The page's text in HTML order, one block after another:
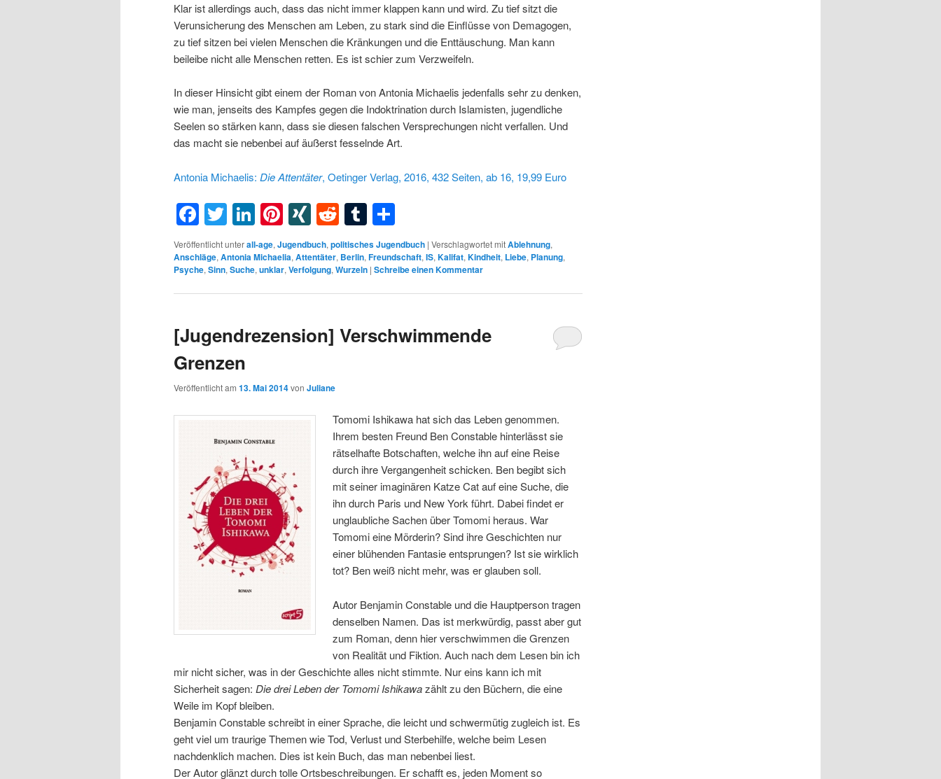
Klar ist allerdings auch, dass das nicht immer klappen kann und wird. Zu tief sitzt die
Verunsicherung des Menschen am Leben, zu stark sind die Einflüsse von Demagogen,
zu tief sitzen bei vielen Menschen die Kränkungen und die Enttäuschung. Man kann
beileibe nicht alle Menschen retten. Es ist schier zum Verzweifeln.
In dieser Hinsicht gibt einem der Roman von Antonia Michaelis jedenfalls sehr zu denken,
wie man, jenseits des Kampfes gegen die Indoktrination durch Islamisten, jugendliche
Seelen so stärken kann, dass sie diesen falschen Versprechungen nicht verfallen. Und
das macht sie nebenbei auf äußerst fesselnde Art.
Antonia Michaelis: Die Attentäter, Oetinger Verlag, 2016, 432 Seiten, ab 16, 19,99 Euro
Facebook
Twitter
LinkedIn
Pinterest
XINGRedditTumblr
Veröffentlicht unterall-age, Jugendbuch, politisches Jugendbuch | Verschlagwortet mitAblehnung,
Anschläge, Antonia Michaelia, Attentäter, Berlin, Freundschaft, IS, Kalifat, Kindheit, Liebe, Planung,
Psyche, Sinn, Suche, unklar, Verfolgung, Wurzeln | Schreibe einen Kommentar
[Jugendrezension] Verschwimmende
Grenzen
Veröffentlicht am 13. Mai 2014von Juliane
Tomomi Ishikawa hat sich das Leben genommen.
Ihrem besten Freund Ben Constable hinterlässt sie
rätselhafte Botschaften, welche ihn auf eine Reise
durch ihre Vergangenheit schicken. Ben begibt sich
mit seiner imaginären Katze Cat auf eine Suche, die
ihn durch Paris und New York führt. Dabei findet er
unglaubliche Sachen über Tomomi heraus. War
Tomomi eine Mörderin? Sind ihre Geschichten nur
einer blühenden Fantasie entsprungen? Ist sie wirklich
tot? Ben weiß nicht mehr, was er glauben soll.
Autor Benjamin Constable und die Hauptperson tragen
denselben Namen. Das ist merkwürdig, passt aber gut
zum Roman, denn hier verschwimmen die Grenzen
von Realität und Fiktion. Auch nach dem Lesen bin ich
mir nicht sicher, was in der Geschichte alles nicht stimmte. Nur eins kann ich mit
Sicherheit sagen: Die drei Leben der Tomomi Ishikawazählt zu den Büchern, die eine
Weile im Kopf bleiben.
Benjamin Constable schreibt in einer Sprache, die leicht und schwermütig zugleich ist. Es
geht viel um traurige Themen wie Tod, Verlust und Sterbehilfe, welche beim Lesen
nachdenklich machen. Dies ist kein Buch, das man nebenbei liest.
Der Autor glänzt durch tolle Ortsbeschreibungen. Er schafft es, jeden Moment so